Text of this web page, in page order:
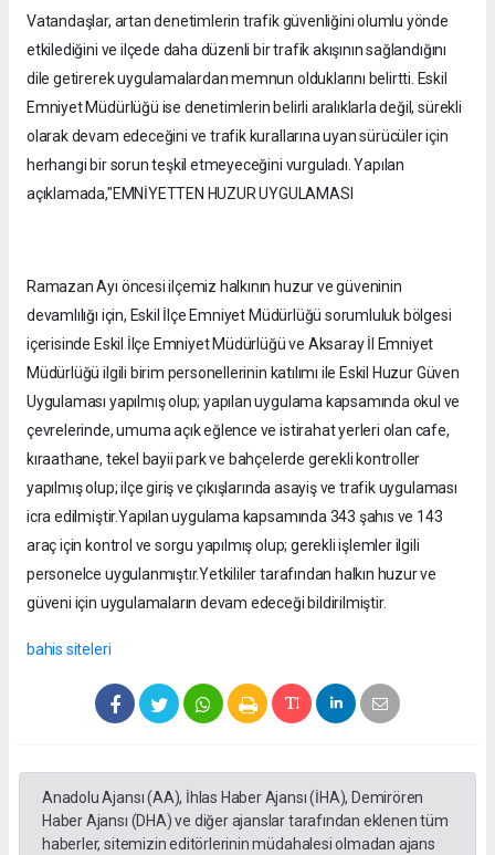
Vatandaşlar, artan denetimlerin trafik güvenliğini olumlu yönde
etkilediğini ve ilçede daha düzenli bir trafik akışının sağlandığını
dile getirerek uygulamalardan memnun olduklarını belirtti. Eskil
Emniyet Müdürlüğü ise denetimlerin belirli aralıklarla değil, sürekli
olarak devam edeceğini ve trafik kurallarına uyan sürücüler için
herhangi bir sorun teşkil etmeyeceğini vurguladı. Yapılan
açıklamada,"EMNİYETTEN HUZUR UYGULAMASI
Ramazan Ayı öncesi ilçemiz halkının huzur ve güveninin
devamlılığı için, Eskil İlçe Emniyet Müdürlüğü sorumluluk bölgesi
içerisinde Eskil İlçe Emniyet Müdürlüğü ve Aksaray İl Emniyet
Müdürlüğü ilgili birim personellerinin katılımı ile Eskil Huzur Güven
Uygulaması yapılmış olup; yapılan uygulama kapsamında okul ve
çevrelerinde, umuma açık eğlence ve istirahat yerleri olan cafe,
kıraathane, tekel bayii park ve bahçelerde gerekli kontroller
yapılmış olup; ilçe giriş ve çıkışlarında asayiş ve trafik uygulaması
icra edilmiştir.Yapılan uygulama kapsamında 343 şahıs ve 143
araç için kontrol ve sorgu yapılmış olup; gerekli işlemler ilgili
personelce uygulanmıştır.Yetkililer tarafından halkın huzur ve
güveni için uygulamaların devam edeceği bildirilmiştir.
bahis siteleri
Anadolu Ajansı (AA), İhlas Haber Ajansı (İHA), Demirören
Haber Ajansı (DHA) ve diğer ajanslar tarafından eklenen tüm
haberler, sitemizin editörlerinin müdahalesi olmadan ajans